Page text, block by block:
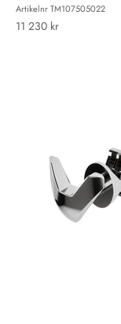
Artikelnr TM107505022
REA-pris
11 230 kr